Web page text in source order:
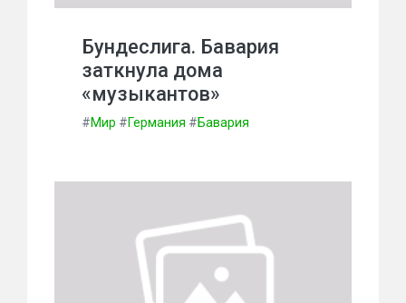
Бундеслига. Бавария
заткнула дома
«музыкантов»
#Мир #Германия #Бавария